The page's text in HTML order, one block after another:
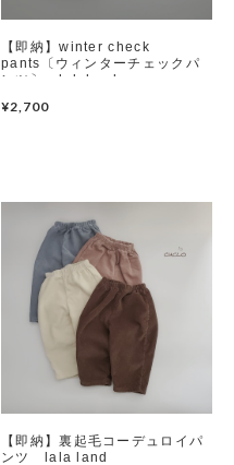
【即納】winter check
pants〔ウィンターチェックパ
ンツ〕 lalaland
¥2,700
【即納】裏起毛コーデュロイパ
ンツ lala land